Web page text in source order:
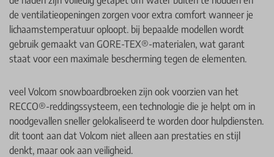
de ventilatieopeningen zorgen voor extra comfort wanneer je
lichaamstemperatuur oploopt. bij bepaalde modellen wordt
gebruik gemaakt van GORE-TEX®-materialen, wat garant
staat voor een maximale bescherming tegen de elementen.
veel Volcom snowboardbroeken zijn ook voorzien van het
RECCO®-reddingssysteem, een technologie die je helpt om in
noodgevallen sneller gelokaliseerd te worden door hulpdiensten.
dit toont aan dat Volcom niet alleen aan prestaties en stijl
denkt, maar ook aan veiligheid.